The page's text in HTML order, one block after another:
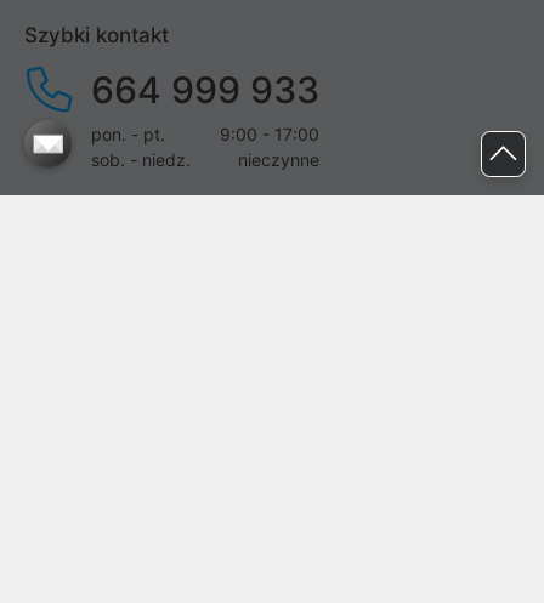
Szybki kontakt
664 999 933
pon. - pt.
9:00 - 17:00
sob. - niedz.
nieczynne